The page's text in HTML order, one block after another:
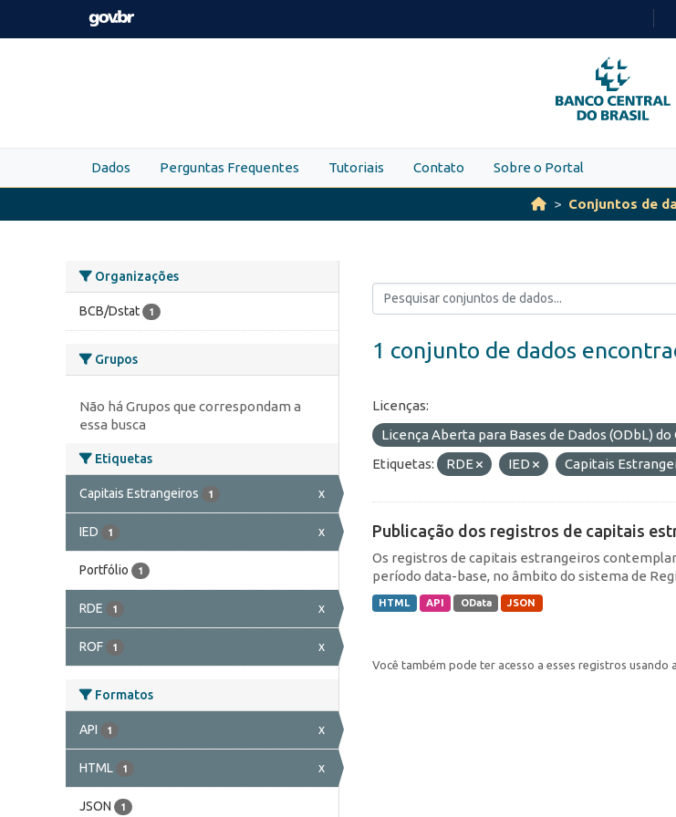
Skip to main content
PARA
O
CONTEÚDO
Dados Perguntas Frequentes Tutoriais Contato Sobre o Portal
Conjuntos de
Organizações
BCB/Dstat 1
Grupos
Não há Grupos que correspondam a
essa busca
Etiquetas
Capitais Estrangeiros 1 x
IED 1 x
Portfólio 1
RDE 1 x
ROF 1 x
Formatos
API 1 x
HTML 1 x
JSON 1
1 conjunto de dados
Licenças:
Licença Aberta para Bases de Dados (ODbL)
Etiquetas:
RDE IED Capitais
Publicação dos registros de capitais
Os registros de capitais estrangeiros
período data-base, no âmbito do sistema de
HTML API OData JSON
Você também pode ter acesso a esses registros usando a